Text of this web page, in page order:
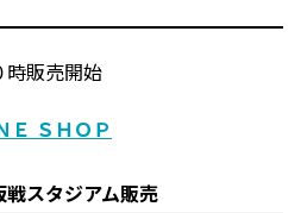
販売開始
Ｅ ＳＨＯＰ
スタジアム販売